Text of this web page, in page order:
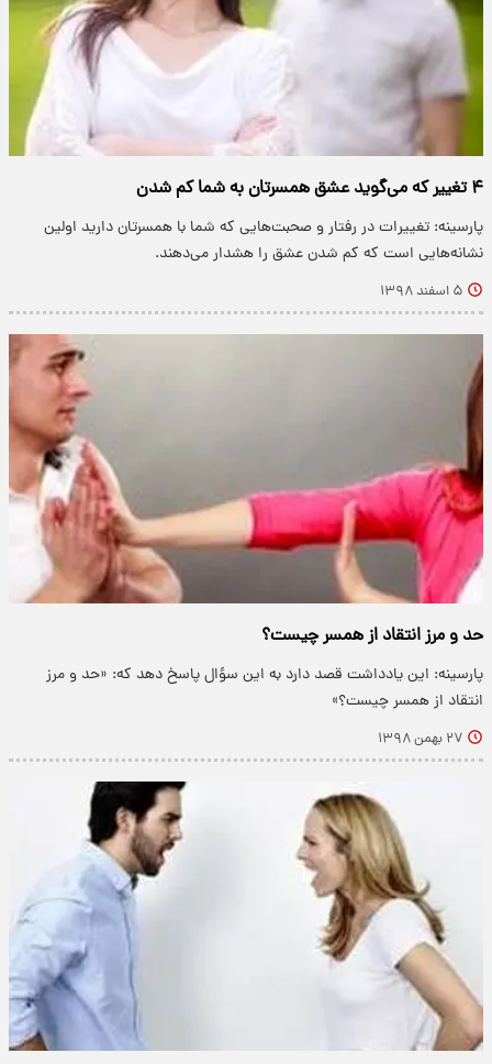
۴ تغییر که می‌گوید عشق همسرتان به شما کم شدن
پارسینه: تغییرات در رفتار و صحبت‌هایی که شما با همسرتان دارید اولین
نشانه‌هایی است که کم شدن عشق را هشدار می‌دهند.
۵ اسفند ۱۳۹۸
حد و مرز انتقاد از همسر چیست؟
پارسینه: این یادداشت قصد دارد به این سؤال پاسخ دهد که: «حد و مرز
انتقاد از همسر چیست؟»
۲۷ بهمن ۱۳۹۸